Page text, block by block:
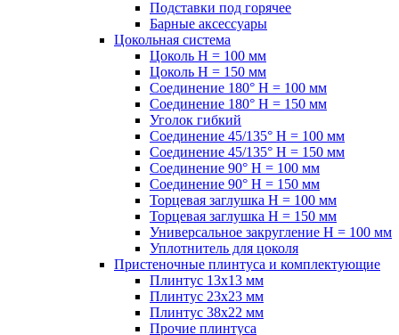
Подставки под горячее
Барные аксессуары
Цокольная система
Цоколь H = 100 мм
Цоколь H = 150 мм
Соединение 180° H = 100 мм
Соединение 180° H = 150 мм
Уголок гибкий
Соединение 45/135° H = 100 мм
Соединение 45/135° H = 150 мм
Соединение 90° H = 100 мм
Соединение 90° H = 150 мм
Торцевая заглушка H = 100 мм
Торцевая заглушка H = 150 мм
Универсальное закругление H = 100 мм
Уплотнитель для цоколя
Пристеночные плинтуса и комплектующие
Плинтус 13х13 мм
Плинтус 23х23 мм
Плинтус 38х22 мм
Прочие плинтуса